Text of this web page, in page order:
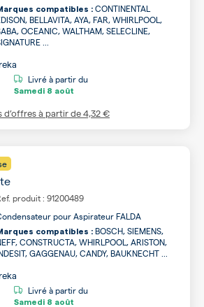
compatibles : CONTINENTAL
BELLAVITA, AYA, FAR, WHIRLPOOL,
OCEANIC, WALTHAM, SELECLINE,
...
Livré à partir du
Samedi 8 août
d’offres à partir de4,32 €
produit : 91200489
pour Aspirateur FALDA
compatibles : BOSCH, SIEMENS,
CONSTRUCTA, WHIRLPOOL, ARISTON,
GAGGENAU, CANDY, BAUKNECHT ...
Livré à partir du
Samedi 8 août